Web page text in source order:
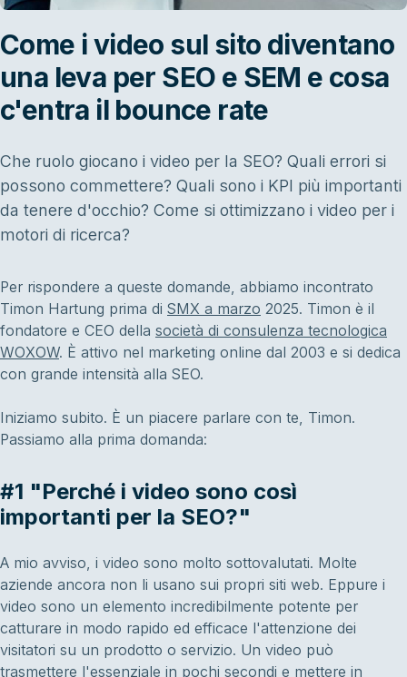
Come i video sul sito diventano
una leva per SEO e SEM e cosa
c'entra il bounce rate
Che ruolo giocano i video per la SEO? Quali errori si
possono commettere? Quali sono i KPI più importanti
da tenere d'occhio? Come si ottimizzano i video per i
motori di ricerca?
Per rispondere a queste domande, abbiamo incontrato
Timon Hartung prima di SMX a marzo 2025. Timon è il
fondatore e CEO della società di consulenza tecnologica
WOXOW. È attivo nel marketing online dal 2003 e si dedica
con grande intensità alla SEO.
Iniziamo subito. È un piacere parlare con te, Timon.
Passiamo alla prima domanda:
#1 "Perché i video sono così
importanti per la SEO?"
A mio avviso, i video sono molto sottovalutati. Molte
aziende ancora non li usano sui propri siti web. Eppure i
video sono un elemento incredibilmente potente per
catturare in modo rapido ed efficace l'attenzione dei
visitatori su un prodotto o servizio. Un video può
trasmettere l'essenziale in pochi secondi e mettere in